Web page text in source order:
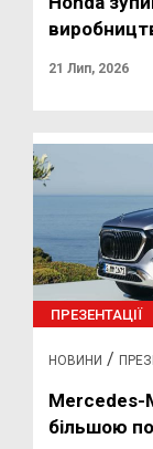
21 Лип, 2026
ПРЕЗЕНТАЦІЇ
НОВИНИ /
Mercedes-
більшою